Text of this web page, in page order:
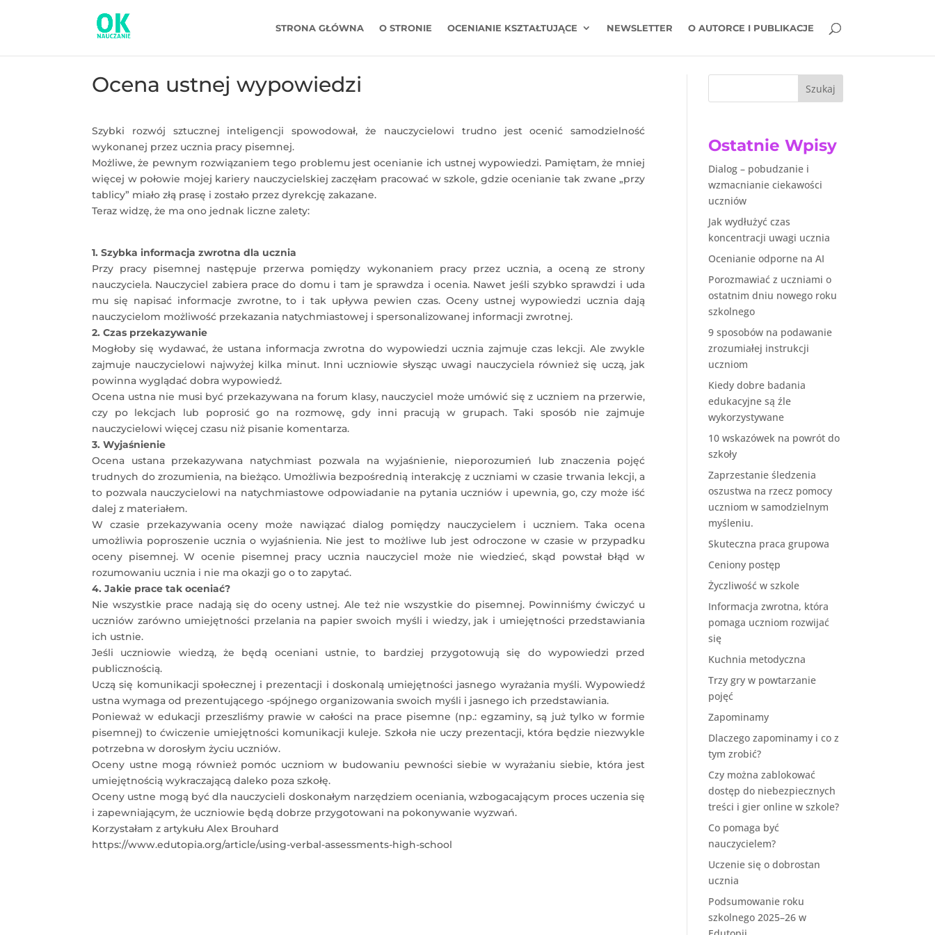
STRONA GŁÓWNA O STRONIE OCENIANIE KSZTAŁTUJĄCE NEWSLETTER O AUTORCE I PUBLIKACJE
Ocena ustnej wypowiedzi
Szybki rozwój sztucznej inteligencji spowodował, że nauczycielowi trudno jest ocenić samodzielność
wykonanej przez ucznia pracy pisemnej.
Możliwe, że pewnym rozwiązaniem tego problemu jest ocenianie ich ustnej wypowiedzi. Pamiętam, że mniej
więcej w połowie mojej kariery nauczycielskiej zaczęłam pracować w szkole, gdzie ocenianie tak zwane „przy
tablicy” miało złą prasę i zostało przez dyrekcję zakazane.
Teraz widzę, że ma ono jednak liczne zalety:
1. Szybka informacja zwrotna dla ucznia
Przy pracy pisemnej następuje przerwa pomiędzy wykonaniem pracy przez ucznia, a oceną ze strony
nauczyciela. Nauczyciel zabiera prace do domu i tam je sprawdza i ocenia. Nawet jeśli szybko sprawdzi i uda
mu się napisać informacje zwrotne, to i tak upływa pewien czas. Oceny ustnej wypowiedzi ucznia dają
nauczycielom możliwość przekazania natychmiastowej i spersonalizowanej informacji zwrotnej.
2. Czas przekazywanie
Mogłoby się wydawać, że ustana informacja zwrotna do wypowiedzi ucznia zajmuje czas lekcji. Ale zwykle
zajmuje nauczycielowi najwyżej kilka minut. Inni uczniowie słysząc uwagi nauczyciela również się uczą, jak
powinna wyglądać dobra wypowiedź.
Ocena ustna nie musi być przekazywana na forum klasy, nauczyciel może umówić się z uczniem na przerwie,
czy po lekcjach lub poprosić go na rozmowę, gdy inni pracują w grupach. Taki sposób nie zajmuje
nauczycielowi więcej czasu niż pisanie komentarza.
3. Wyjaśnienie
Ocena ustana przekazywana natychmiast pozwala na wyjaśnienie, nieporozumień lub znaczenia pojęć
trudnych do zrozumienia, na bieżąco. Umożliwia bezpośrednią interakcję z uczniami w czasie trwania lekcji, a
to pozwala nauczycielowi na natychmiastowe odpowiadanie na pytania uczniów i upewnia, go, czy może iść
dalej z materiałem.
W czasie przekazywania oceny może nawiązać dialog pomiędzy nauczycielem i uczniem. Taka ocena
umożliwia poproszenie ucznia o wyjaśnienia. Nie jest to możliwe lub jest odroczone w czasie w przypadku
oceny pisemnej. W ocenie pisemnej pracy ucznia nauczyciel może nie wiedzieć, skąd powstał błąd w
rozumowaniu ucznia i nie ma okazji go o to zapytać.
4. Jakie prace tak oceniać?
Nie wszystkie prace nadają się do oceny ustnej. Ale też nie wszystkie do pisemnej. Powinniśmy ćwiczyć u
uczniów zarówno umiejętności przelania na papier swoich myśli i wiedzy, jak i umiejętności przedstawiania
ich ustnie.
Jeśli uczniowie wiedzą, że będą oceniani ustnie, to bardziej przygotowują się do wypowiedzi przed
publicznością.
Uczą się komunikacji społecznej i prezentacji i doskonalą umiejętności jasnego wyrażania myśli. Wypowiedź
ustna wymaga od prezentującego -spójnego organizowania swoich myśli i jasnego ich przedstawiania.
Ponieważ w edukacji przeszliśmy prawie w całości na prace pisemne (np.: egzaminy, są już tylko w formie
pisemnej) to ćwiczenie umiejętności komunikacji kuleje. Szkoła nie uczy prezentacji, która będzie niezwykle
potrzebna w dorosłym życiu uczniów.
Oceny ustne mogą również pomóc uczniom w budowaniu pewności siebie w wyrażaniu siebie, która jest
umiejętnością wykraczającą daleko poza szkołę.
Oceny ustne mogą być dla nauczycieli doskonałym narzędziem oceniania, wzbogacającym proces uczenia się
i zapewniającym, że uczniowie będą dobrze przygotowani na pokonywanie wyzwań.
Korzystałam z artykułu Alex Brouhard
https://www.edutopia.org/article/using-verbal-assessments-high-school
Szukaj
Ostatnie Wpisy
Dialog – pobudzanie i
wzmacnianie ciekawości
uczniów
Jak wydłużyć czas
koncentracji uwagi ucznia
Ocenianie odporne na AI
Porozmawiać z uczniami o
ostatnim dniu nowego roku
szkolnego
9 sposobów na podawanie
zrozumiałej instrukcji
uczniom
Kiedy dobre badania
edukacyjne są źle
wykorzystywane
10 wskazówek na powrót do
szkoły
Zaprzestanie śledzenia
oszustwa na rzecz pomocy
uczniom w samodzielnym
myśleniu.
Skuteczna praca grupowa
Ceniony postęp
Życzliwość w szkole
Informacja zwrotna, która
pomaga uczniom rozwijać
się
Kuchnia metodyczna
Trzy gry w powtarzanie
pojęć
Zapominamy
Dlaczego zapominamy i co z
tym zrobić?
Czy można zablokować
dostęp do niebezpiecznych
treści i gier online w szkole?
Co pomaga być
nauczycielem?
Uczenie się o dobrostan
ucznia
Podsumowanie roku
szkolnego 2025–26 w